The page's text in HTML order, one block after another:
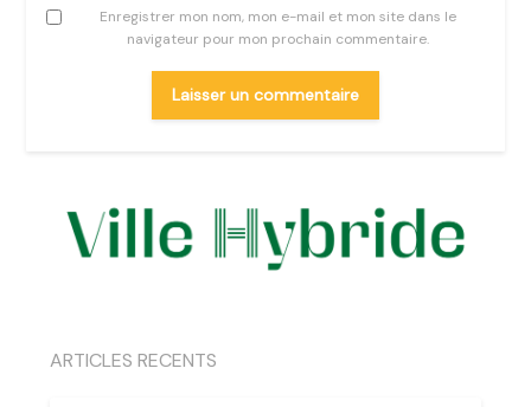
Enregistrer mon nom, mon e-mail et mon site dans le
navigateur pour mon prochain commentaire.
ARTICLES RECENTS